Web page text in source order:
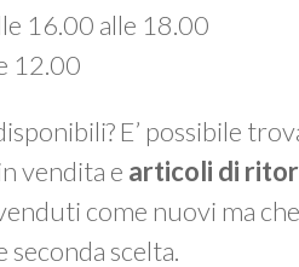
16.00 alle 18.00
12.00
E’ possibile
vendita e articoli di
come nuovi ma
seconda scelta.